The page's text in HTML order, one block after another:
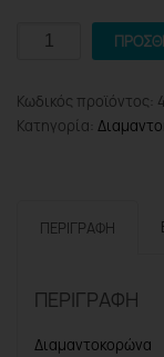
BORMANN
Διαμαντοκορώνα
Υγρής
Κωδικός προϊόντος:
Κατηγορία:
ΠΕΡΙΓΡΑΦΉ
ΠΕΡΙΓΡΑΦΉ
Διαμαντοκορώνα